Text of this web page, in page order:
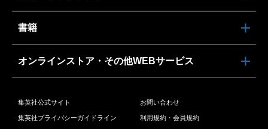
書籍
オンラインストア・その他WEBサービス
集英社公式サイト お問い合わせ
集英社プライバシーガイドライン 利用規約・会員規約